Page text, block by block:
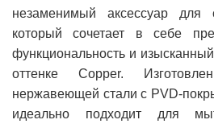
незаменимый аксессуар для
который сочетает в себе
функциональность и
оттенке Copper.
нержавеющей стали с PVD-
идеально подходит для